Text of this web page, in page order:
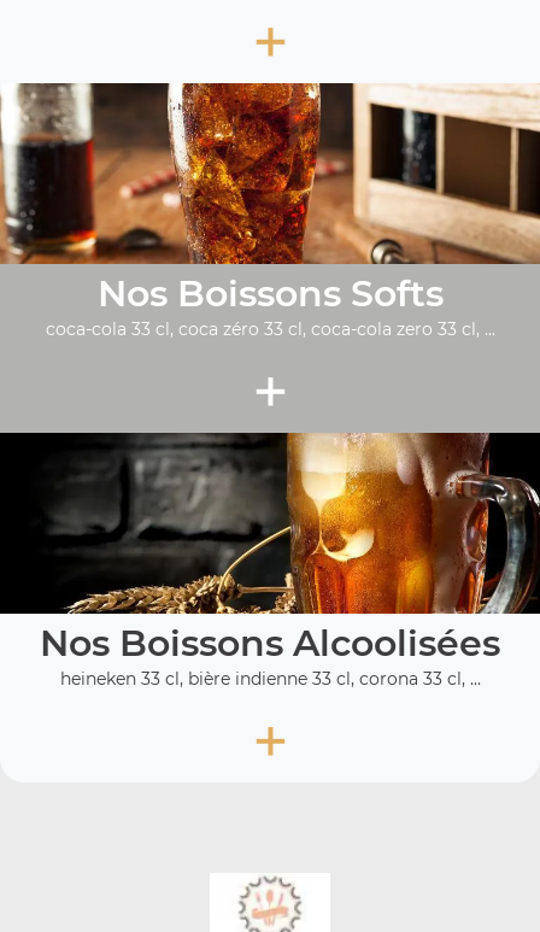
+
Nos Boissons Softs
coca-cola 33 cl, coca zéro 33 cl, coca-cola zero 33 cl, ...
+
Nos Boissons Alcoolisées
heineken 33 cl, bière indienne 33 cl, corona 33 cl, ...
+